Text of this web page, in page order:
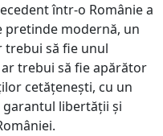
într-o Românie a
pretinde modernă, un
să fie unul
trebui să fie apărător
cetățenești, cu un
libertății și